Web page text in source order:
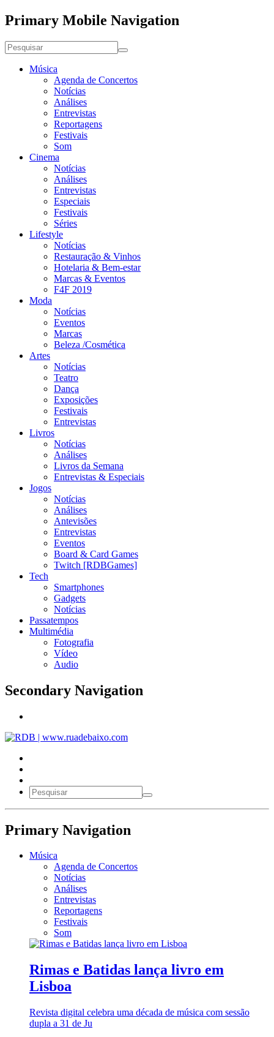
Primary Mobile Navigation
Música
Agenda de Concertos
Notícias
Análises
Entrevistas
Reportagens
Festivais
Som
Cinema
Notícias
Análises
Entrevistas
Especiais
Festivais
Séries
Lifestyle
Notícias
Restauração & Vinhos
Hotelaria & Bem-estar
Marcas & Eventos
F4F 2019
Moda
Notícias
Eventos
Marcas
Beleza /Cosmética
Artes
Notícias
Teatro
Dança
Exposições
Festivais
Entrevistas
Livros
Notícias
Análises
Livros da Semana
Entrevistas & Especiais
Jogos
Notícias
Análises
Antevisões
Entrevistas
Eventos
Board & Card Games
Twitch [RDBGames]
Tech
Smartphones
Gadgets
Notícias
Passatempos
Multimédia
Fotografia
Vídeo
Audio
Secondary Navigation
Primary Navigation
Música
Agenda de Concertos
Notícias
Análises
Entrevistas
Reportagens
Festivais
Som
Rimas e Batidas lança livro em
Lisboa
Revista digital celebra uma década de música com sessão
dupla a 31 de Ju